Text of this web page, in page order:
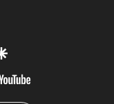
google
youtube-